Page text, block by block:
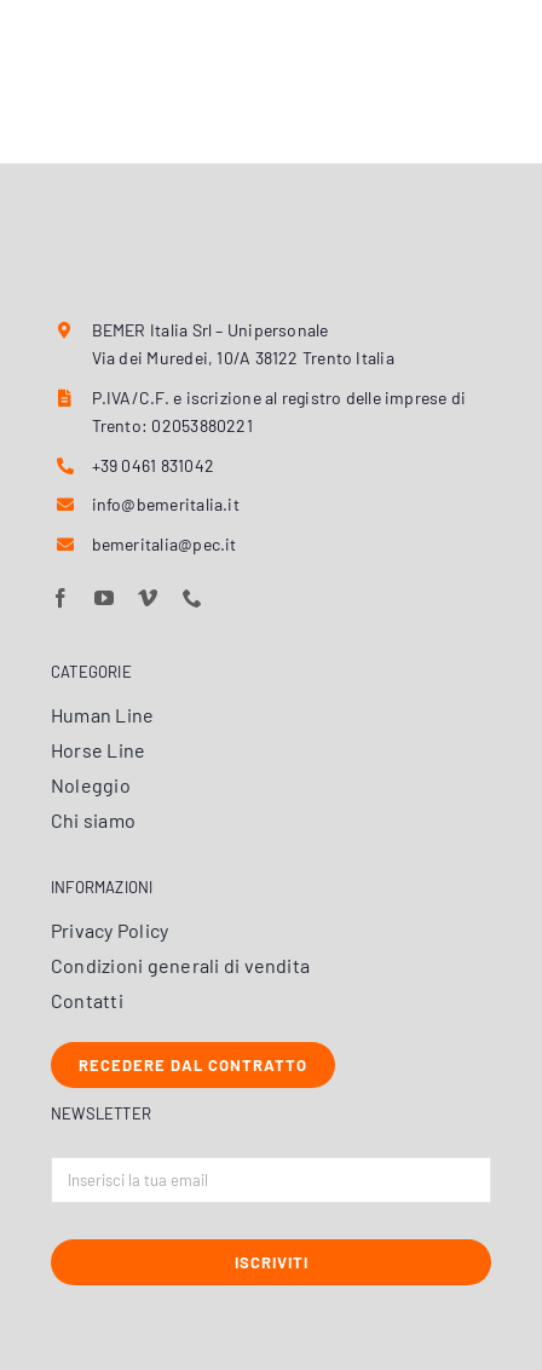
BEMER Italia Srl – Unipersonale
Via dei Muredei, 10/A 38122 Trento Italia
P.IVA/C.F. e iscrizione al registro delle imprese di
Trento: 02053880221
+39 0461 831042
info@bemeritalia.it
bemeritalia@pec.it
CATEGORIE
Human Line
Horse Line
Noleggio
Chi siamo
INFORMAZIONI
Privacy Policy
Condizioni generali di vendita
Contatti
RECEDERE DAL CONTRATTO
NEWSLETTER
ISCRIVITI